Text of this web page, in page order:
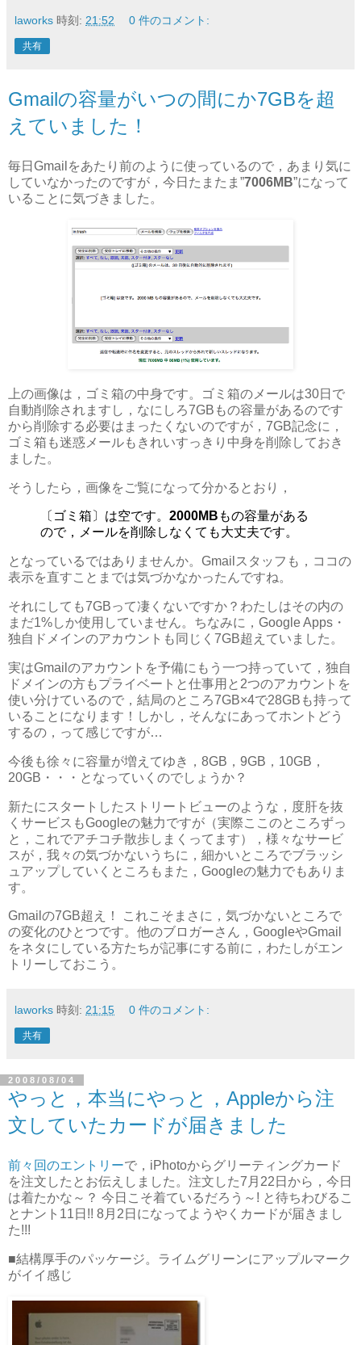
laworks 時刻: 21:52 0 件のコメント:
共有
Gmailの容量がいつの間にか7GBを超
えていました！
毎日Gmailをあたり前のように使っているので，あまり気に
していなかったのですが，今日たまたま”7006MB”になって
いることに気づきました。
上の画像は，ゴミ箱の中身です。ゴミ箱のメールは30日で
自動削除されますし，なにしろ7GBもの容量があるのです
から削除する必要はまったくないのですが，7GB記念に，
ゴミ箱も迷惑メールもきれいすっきり中身を削除しておき
ました。
そうしたら，画像をご覧になって分かるとおり，
〔ゴミ箱〕は空です。 2000MB もの容量がある
ので，メールを削除しなくても大丈夫です。
となっているではありませんか。Gmailスタッフも，ココの
表示を直すことまでは気づかなかったんですね。
それにしても7GBって凄くないですか？わたしはその内の
まだ1%しか使用していません。ちなみに，Google Apps・
独自ドメインのアカウントも同じく7GB超えていました。
実はGmailのアカウントを予備にもう一つ持っていて，独自
ドメインの方もプライベートと仕事用と2つのアカウントを
使い分けているので，結局のところ7GB×4で28GBも持って
いることになります！しかし，そんなにあってホントどう
するの，って感じですが…
今後も徐々に容量が増えてゆき，8GB，9GB，10GB，
20GB・・・となっていくのでしょうか？
新たにスタートしたストリートビューのような，度肝を抜
くサービスもGoogleの魅力ですが（実際ここのところずっ
と，これでアチコチ散歩しまくってます），様々なサービ
スが，我々の気づかないうちに，細かいところでブラッシ
ュアップしていくところもまた，Googleの魅力でもありま
す。
Gmailの7GB超え！ これこそまさに，気づかないところで
の変化のひとつです。他のブロガーさん，GoogleやGmail
をネタにしている方たちが記事にする前に，わたしがエン
トリーしておこう。
laworks 時刻: 21:15 0 件のコメント:
共有
2008/08/04
やっと，本当にやっと，Appleから注
文していたカードが届きました
前々回のエントリーで，iPhotoからグリーティングカード
を注文したとお伝えしました。注文した7月22日から，今日
は着たかな～？ 今日こそ着ているだろう～! と待ちわびるこ
とナント11日!! 8月2日になってようやくカードが届きまし
た!!!
■結構厚手のパッケージ。ライムグリーンにアップルマーク
がイイ感じ